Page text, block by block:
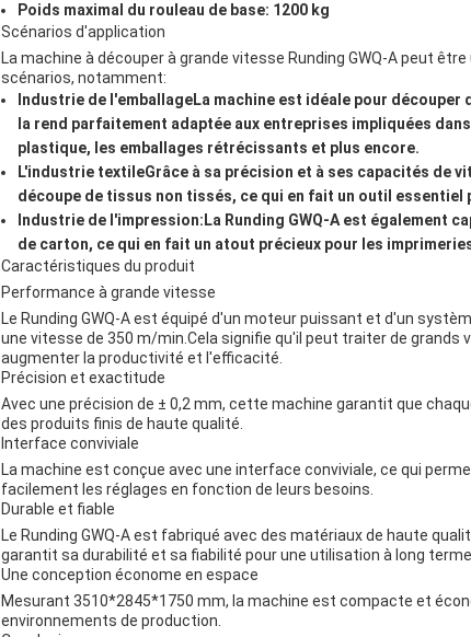
Poids maximal du rouleau de base: 1200 kg
Scénarios d'application
La machine à découper à grande vitesse Runding GWQ-A peut
scénarios, notamment:
Industrie de l'emballageLa machine est idéale pour découper
la rend parfaitement adaptée aux entreprises impliquées
plastique, les emballages rétrécissants et plus encore.
L'industrie textileGrâce à sa précision et à ses capacités de
découpe de tissus non tissés, ce qui en fait un outil
Industrie de l'impression: La Runding GWQ-A est également
de carton, ce qui en fait un atout précieux pour les
Caractéristiques du produit
Performance à grande vitesse
Le Runding GWQ-A est équipé d'un moteur puissant et d'un
une vitesse de 350 m/min.Cela signifie qu'il peut traiter de grands
augmenter la productivité et l'efficacité.
Précision et exactitude
Avec une précision de ± 0,2 mm, cette machine garantit que
des produits finis de haute qualité.
Interface conviviale
La machine est conçue avec une interface conviviale, ce qui
facilement les réglages en fonction de leurs besoins.
Durable et fiable
Le Runding GWQ-A est fabriqué avec des matériaux de haute
garantit sa durabilité et sa fiabilité pour une utilisation à long
Une conception économe en espace
Mesurant 3510*2845*1750 mm, la machine est compacte et
environnements de production.